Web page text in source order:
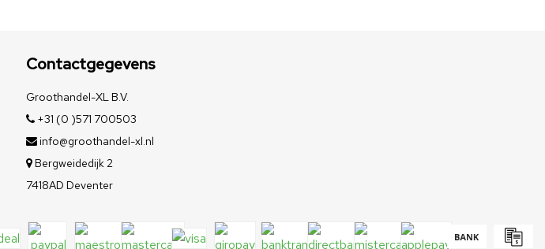
Contactgegevens
Groothandel-XL B.V.
+31 (0 )571 700503
info@groothandel-xl.nl
Bergweidedijk 2
7418AD Deventer